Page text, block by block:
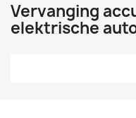
Vervanging
elektrische